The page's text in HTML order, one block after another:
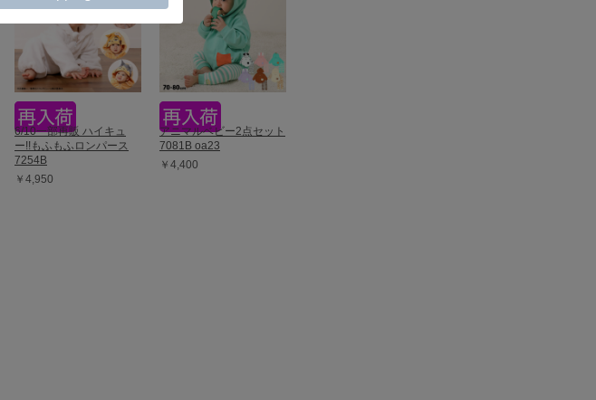
6/10一部再販 ハイキュ
ー!!もふもふロンパース
7254B
￥4,950
アニマルベビー2点セット
7081B oa23
￥4,400